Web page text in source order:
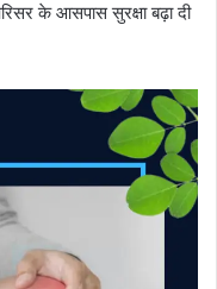
के आसपास सुरक्षा बढ़ा दी